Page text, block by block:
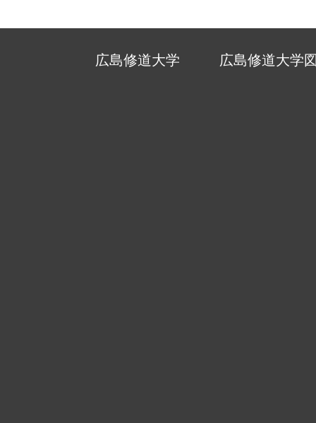
広島修道大学 広島修道大学